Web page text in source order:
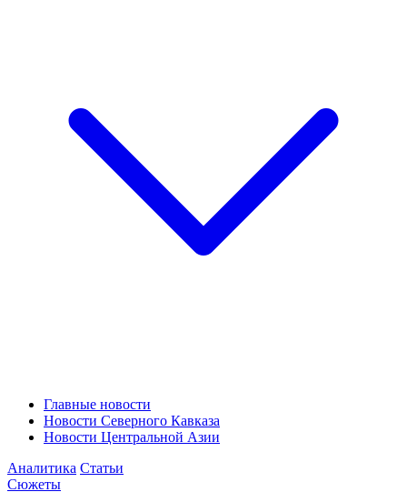
Главные новости
Новости Северного Кавказа
Новости Центральной Азии
Аналитика Статьи
Сюжеты